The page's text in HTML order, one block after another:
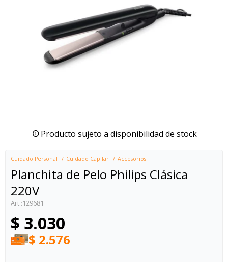
Producto sujeto a disponibilidad de stock
Cuidado Personal Cuidado Capilar Accesorios
Planchita de Pelo Philips Clásica
220V
129681
$ 3.030
$ 2.576